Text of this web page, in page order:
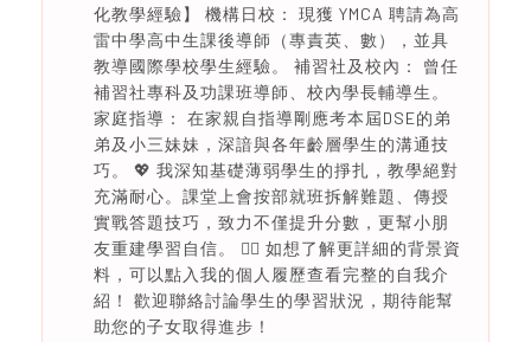
化教學經驗】 機構日校： 現獲 YMCA 聘請為高
雷中學高中生課後導師（專責英、數），並具
教導國際學校學生經驗。 補習社及校內： 曾任
補習社專科及功課班導師、校內學長輔導生。
家庭指導： 在家親自指導剛應考本屆DSE的弟
弟及小三妹妹，深諳與各年齡層學生的溝通技
巧。 💖 我深知基礎薄弱學生的掙扎，教學絕對
充滿耐心。課堂上會按部就班拆解難題、傳授
實戰答題技巧，致力不僅提升分數，更幫小朋
友重建學習自信。 👉🏻 如想了解更詳細的背景資
料，可以點入我的個人履歷查看完整的自我介
紹！ 歡迎聯絡討論學生的學習狀況，期待能幫
助您的子女取得進步！